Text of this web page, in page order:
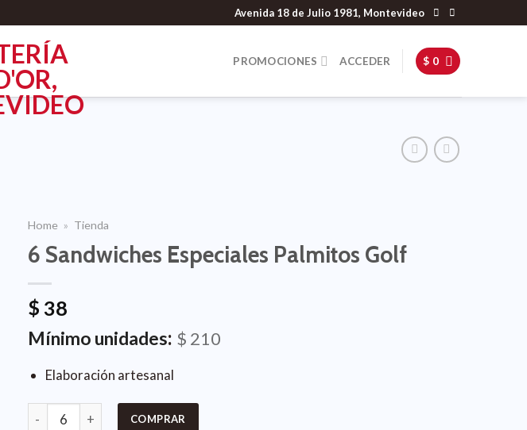
Avenida 18 de Julio 1981, Montevideo
PROMOCIONES ACCEDER $ 0
Home » Tienda
6 Sandwiches Especiales Palmitos Golf
$ 38
Mínimo unidades: $ 210
Elaboración artesanal
COMPRAR